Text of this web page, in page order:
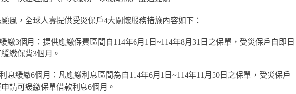
風，全球人壽提供受災保戶4大關懷服務措施內容如下：
繳3個月：提供應繳保費區間自114年6月1日~114年8月31日之保單，受災保戶自即日
繳保費3個月。
息緩繳6個月：凡應繳利息區間為自114年6月1日~114年11月30日之保單，受災保戶
請可緩繳保單借款利息6個月。